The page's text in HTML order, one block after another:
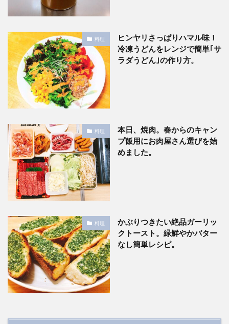
料理
ヒンヤリさっぱりハマル味！
冷凍うどんをレンジで簡単｢サ
ラダうどん｣の作り方。
料理
本日、焼肉。春からのキャン
プ飯用にお肉屋さん選びを始
めました。
料理
かぶりつきたい絶品ガーリッ
クトースト。緑鮮やかバター
なし簡単レシピ。